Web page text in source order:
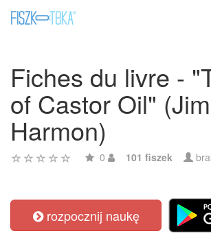
Fiches du livre -
of Castor Oil" (Jim
Harmon)
0 101 fiszek
rozpocznij naukę